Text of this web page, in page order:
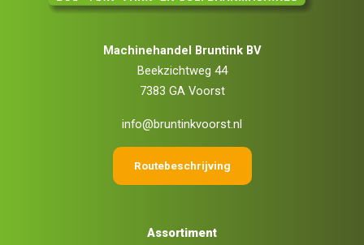
Machinehandel Bruntink BV
Beekzichtweg 44
7383 GA Voorst
info@bruntinkvoorst.nl
Routebeschrijving
Assortiment